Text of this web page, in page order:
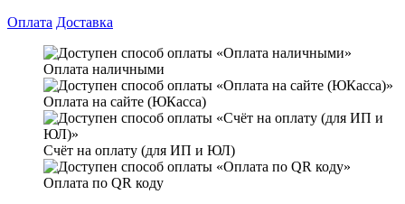
Оплата Доставка
Оплата наличными
Оплата на сайте (ЮКасса)
Счёт на оплату (для ИП и ЮЛ)
Оплата по QR коду